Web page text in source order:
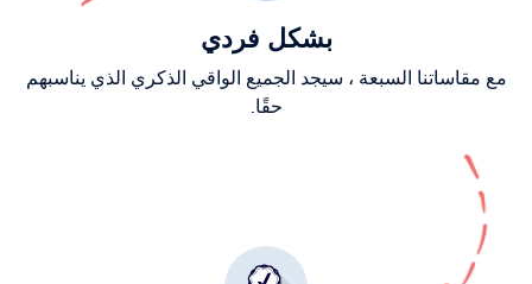
بشكل فردي
مع مقاساتنا السبعة ، سيجد الجميع الواقي الذكري الذي يناسبهم
حقًا.